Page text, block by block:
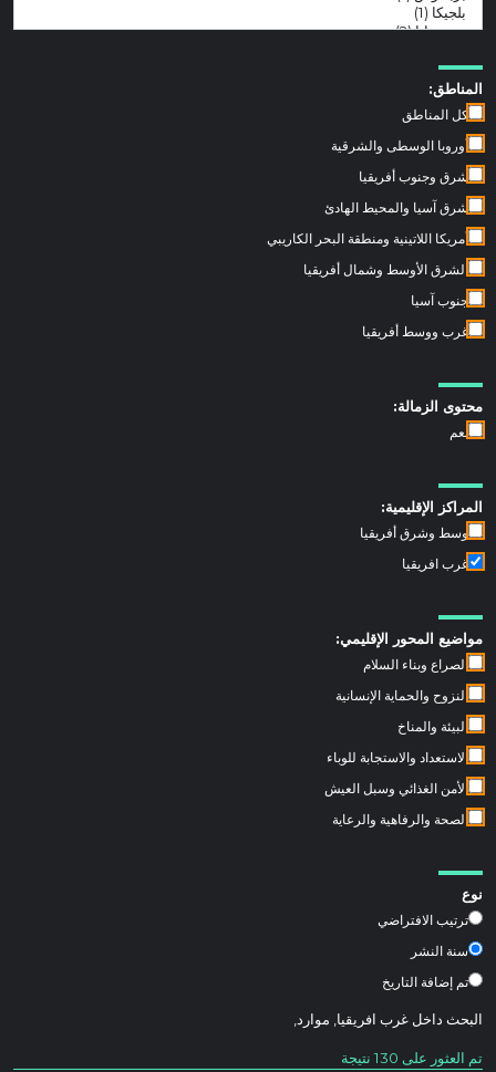
المناطق:
كل المناطق
أوروبا الوسطى والشرقية
شرق وجنوب أفريقيا
شرق آسيا والمحيط الهادئ
أمريكا اللاتينية ومنطقة البحر الكاريبي
الشرق الأوسط وشمال أفريقيا
جنوب آسيا
غرب ووسط أفريقيا
محتوى الزمالة:
نعم
المراكز الإقليمية:
وسط وشرق أفريقيا
غرب افريقيا
مواضيع المحور الإقليمي:
الصراع وبناء السلام
النزوح والحماية الإنسانية
البيئة والمناخ
الاستعداد والاستجابة للوباء
الأمن الغذائي وسبل العيش
الصحة والرفاهية والرعاية
نوع
ترتيب الافتراضي
سنة النشر
تم إضافة التاريخ
البحث داخلغرب افريقيا, موارد ,
تم العثور على 130 نتيجة